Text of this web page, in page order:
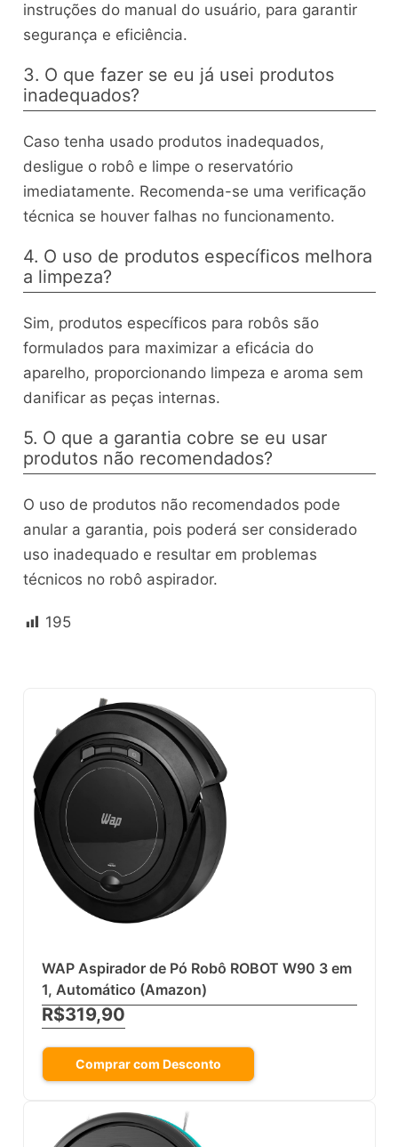
instruções do manual do usuário, para garantir
segurança e eficiência.
3. O que fazer se eu já usei produtos
inadequados?
Caso tenha usado produtos inadequados,
desligue o robô e limpe o reservatório
imediatamente. Recomenda-se uma verificação
técnica se houver falhas no funcionamento.
4. O uso de produtos específicos melhora
a limpeza?
Sim, produtos específicos para robôs são
formulados para maximizar a eficácia do
aparelho, proporcionando limpeza e aroma sem
danificar as peças internas.
5. O que a garantia cobre se eu usar
produtos não recomendados?
O uso de produtos não recomendados pode
anular a garantia, pois poderá ser considerado
uso inadequado e resultar em problemas
técnicos no robô aspirador.
195
WAP Aspirador de Pó Robô ROBOT W90 3 em
1, Automático (Amazon)
R$319,90
Comprar com Desconto